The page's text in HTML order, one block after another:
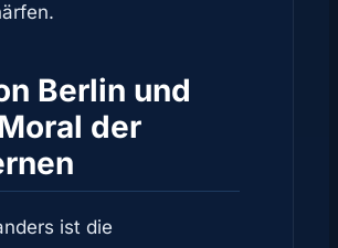
Berlin und
der
ist die